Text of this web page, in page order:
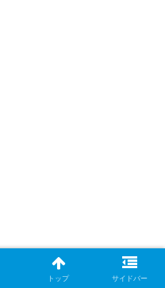
トップ サイドバー